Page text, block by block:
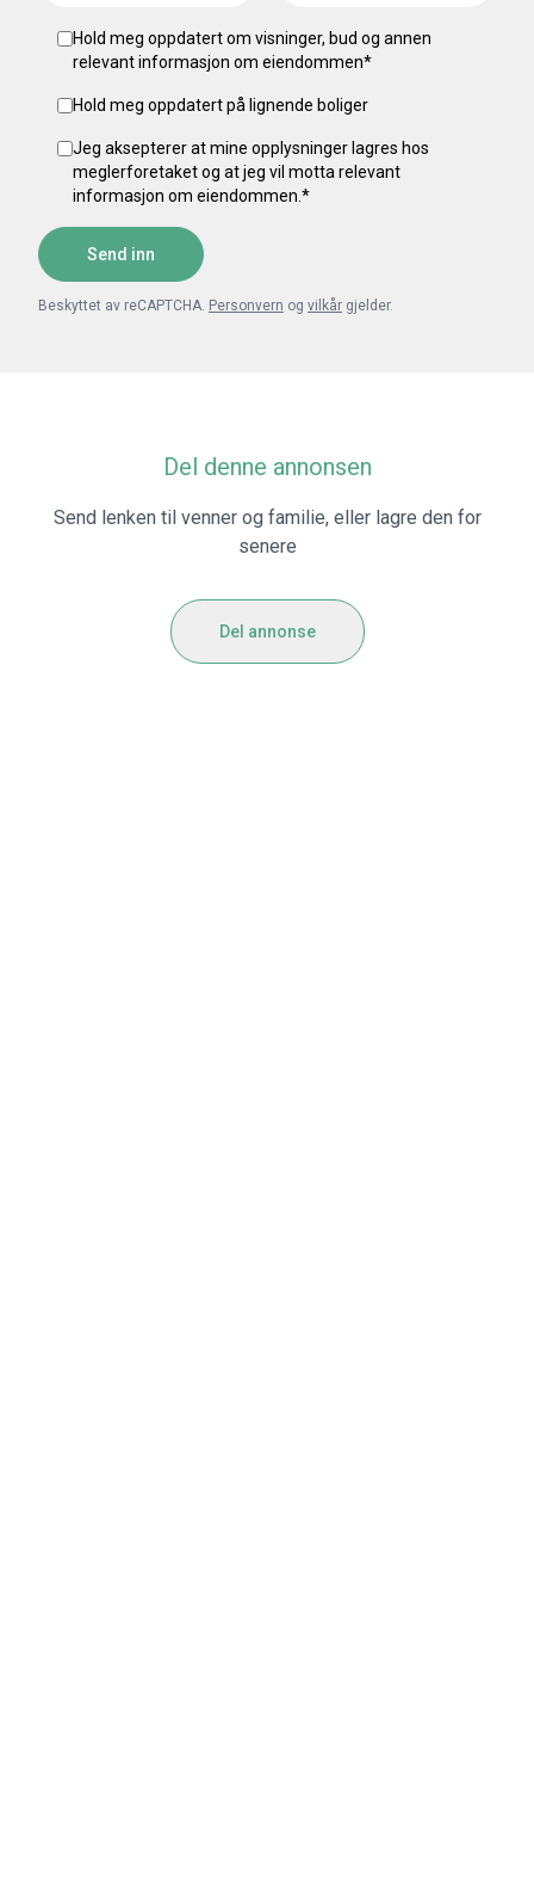
Hold meg oppdatert om visninger, bud og annen
relevant informasjon om eiendommen*
Hold meg oppdatert på lignende boliger
Jeg aksepterer at mine opplysninger lagres hos
meglerforetaket og at jeg vil motta relevant
informasjon om eiendommen. *
Send inn
Beskyttet av reCAPTCHA. Personvern og vilkår gjelder.
Del denne annonsen
Send lenken til venner og familie, eller lagre den for
senere
Del annonse